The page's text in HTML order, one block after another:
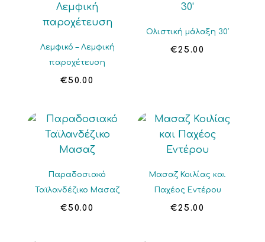
Λεμφικό – Λεμφική
παροχέτευση
€50.00
Ολιστική μάλαξη 30′
€25.00
Παραδοσιακό
Ταϊλανδέζικο Μασαζ
€50.00
Μασαζ Κοιλίας και
Παχέος Εντέρου
€25.00